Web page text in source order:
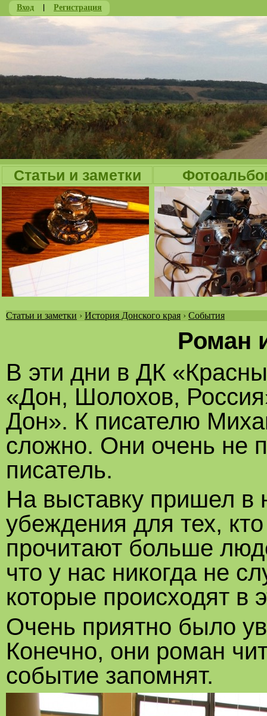
Вход | Регистрация
Статьи и заметки
Статьи и заметки › История Донского края › События
Роман
В эти дни в ДК
«Дон, Шолохов,
Дон». К писателю
сложно. Они очень не
писатель.
На выставку пришел в
убеждения для тех,
прочитают больше
что у нас никогда не
которые происходят в
Очень приятно было
Конечно, они роман
событие запомнят.